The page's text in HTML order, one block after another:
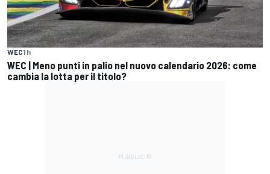
WEC1 h
WEC | Meno punti in palio nel nuovo calendario 2026: come
cambia la lotta per il titolo?